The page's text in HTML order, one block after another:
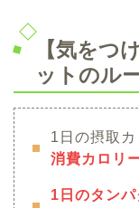
【気をつ
ットのル
1日の摂取カ
消費カロリ
1日のタン